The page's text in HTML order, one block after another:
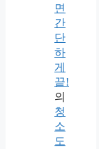
면
간
단
하
게
끝!
의
청
소
도